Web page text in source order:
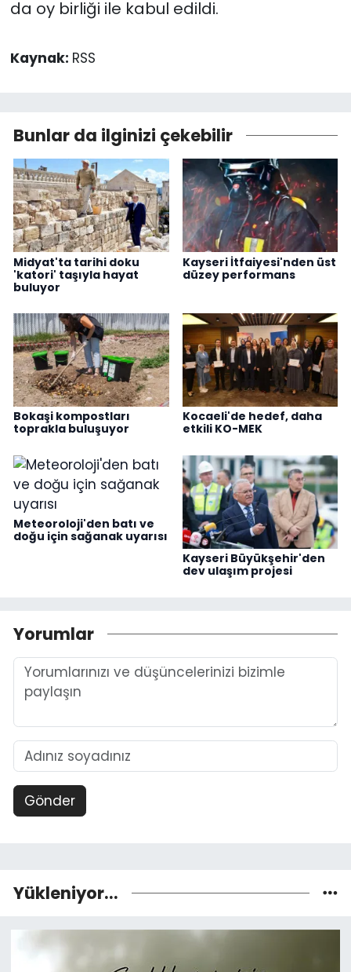
da oy birliği ile kabul edildi.
Kaynak: RSS
Bunlar da ilginizi çekebilir
Midyat'ta tarihi doku
'katori' taşıyla hayat
buluyor
Kayseri İtfaiyesi'nden üst
düzey performans
Bokaşi kompostları
toprakla buluşuyor
Kocaeli'de hedef, daha
etkili KO-MEK
Meteoroloji'den batı ve
doğu için sağanak uyarısı
Kayseri Büyükşehir'den
dev ulaşım projesi
Yorumlar
Gönder
Yükleniyor...